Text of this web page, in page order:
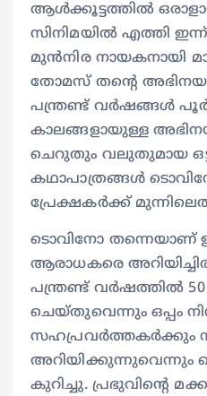
ആള്‍ക്കൂട്ടത്തില്‍
സിനിമയിൽ എത്തി
മുൻനിര നായകനായി
തോമസ് തന്റെ അഭിനയ
പന്ത്രണ്ട് വർഷങ്ങൾ
കാലങ്ങളായുള്ള
ചെറുതും വലുതുമായ
കഥാപാത്രങ്ങൾ
പ്രേക്ഷകർക്ക്
ടൊവിനോ തന്നെയാണ്
ആ​രാധകരെ
പന്ത്രണ്ട് വർഷത്തിൽ
ചെയ്തുവെന്നും ഒപ്പം
സഹപ്രവർത്തകർക്കും
കുറിച്ചു. പ്രഭുവിന്റെ